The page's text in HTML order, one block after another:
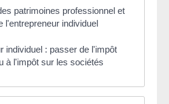
patrimoines professionnel et
l'entrepreneur individuel
individuel : passer de l'impôt
à l'impôt sur les sociétés